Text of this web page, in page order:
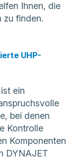
Ihnen, die
zu finden.
UHP-
ein
bei denen
Kontrolle
Komponenten
DYNAJET